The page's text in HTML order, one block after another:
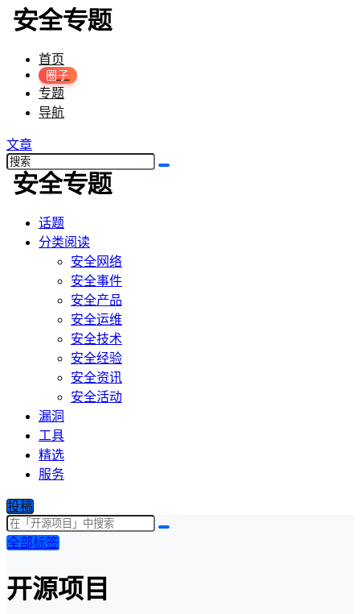
首页
圈子
专题
导航
文章
话题
分类阅读
安全网络
安全事件
安全产品
安全运维
安全技术
安全经验
安全资讯
安全活动
漏洞
工具
精选
服务
投稿
全部标签
开源项目